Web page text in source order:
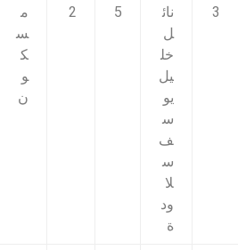
3
نائ
ل
خل
يل
يو
س
ف
س
لا
ود
ة
5
2
م
س
ك
و
ن